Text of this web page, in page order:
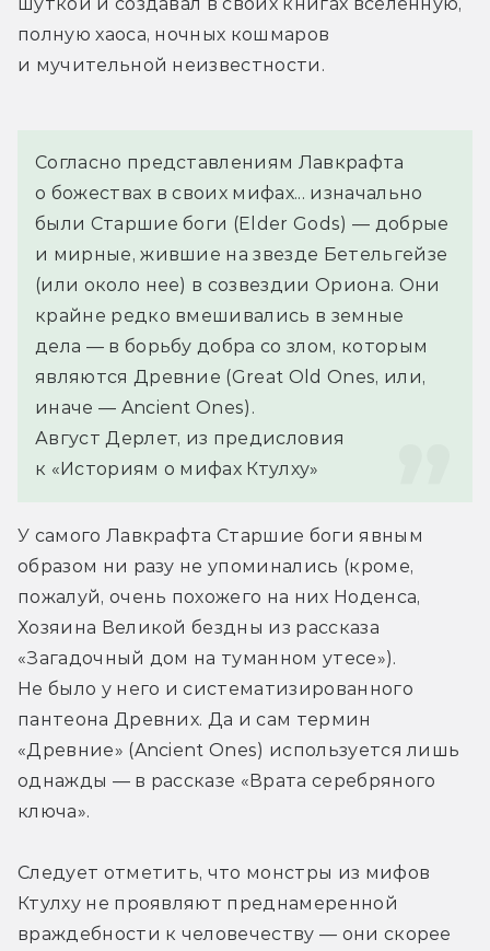
шуткой и создавал в своих книгах вселенную,
полную хаоса, ночных кошмаров
и мучительной неизвестности.
Согласно представлениям Лавкрафта
о божествах в своих мифах... изначально
были Старшие боги (Elder Gods) — добрые
и мирные, жившие на звезде Бетельгейзе
(или около нее) в созвездии Ориона. Они
крайне редко вмешивались в земные
дела — в борьбу добра со злом, которым
являются Древние (Great Old Ones, или,
иначе — Ancient Ones).
Август Дерлет, из предисловия
к «Историям о мифах Ктулху»
У самого Лавкрафта Старшие боги явным
образом ни разу не упоминались (кроме,
пожалуй, очень похожего на них Ноденса,
Хозяина Великой бездны из рассказа
«Загадочный дом на туманном утесе»).
Не было у него и систематизированного
пантеона Древних. Да и сам термин
«Древние» (Ancient Ones) используется лишь
однажды — в рассказе «Врата серебряного
ключа».
Следует отметить, что монстры из мифов
Ктулху не проявляют преднамеренной
враждебности к человечеству — они скорее